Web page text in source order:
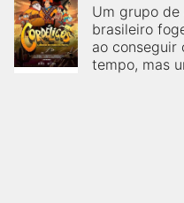
Um grupo
brasileiro
ao conseguir
tempo, mas